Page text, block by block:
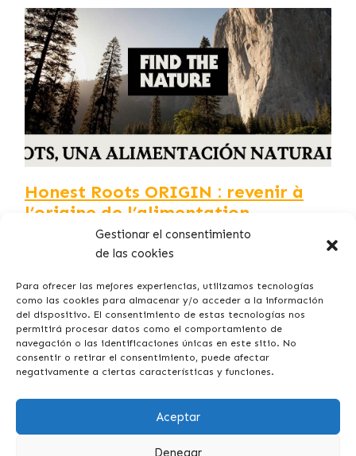
Gestionar el consentimiento
de las cookies
Para ofrecer las mejores experiencias, utilizamos tecnologías
como las cookies para almacenar y/o acceder a la información
del dispositivo. El consentimiento de estas tecnologías nos
permitirá procesar datos como el comportamiento de
navegación o las identificaciones únicas en este sitio. No
consentir o retirar el consentimiento, puede afectar
negativamente a ciertas características y funciones.
Aceptar
Denegar
Honest Roots ORIGIN : revenir à
l’origine de l’alimentation
naturelle pour chiens et chats
De plus en plus de propriétaires recherchent des
croquettes naturelles, une alimentation naturelle pour
chiens et une alimentation naturelle pour chats qui
respectent à…